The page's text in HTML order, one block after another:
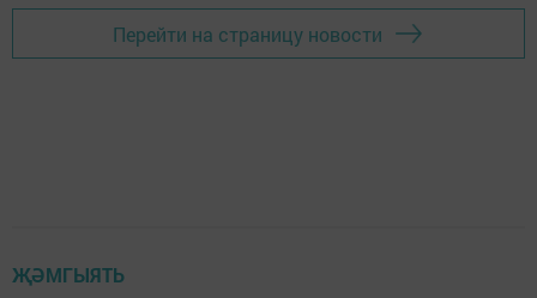
Перейти на страницу новости
ҖӘМГЫЯТЬ